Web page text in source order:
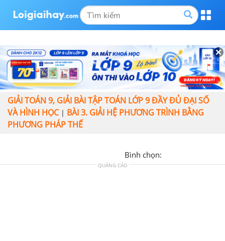
GIẢI TOÁN 9, GIẢI BÀI TẬP TOÁN LỚP 9 ĐẦY ĐỦ ĐẠI SỐ
VÀ HÌNH HỌC| BÀI 3. GIẢI HỆ PHƯƠNG TRÌNH BẰNG
PHƯƠNG PHÁP THẾ
Bình chọn:
QUẢNG CÁO